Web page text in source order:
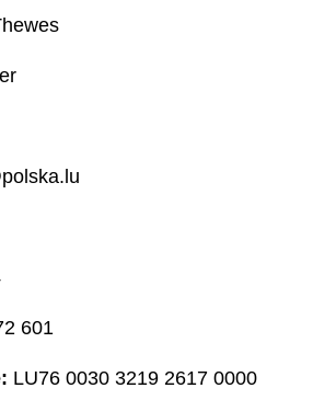
601
LU76 0030 3219 2617 0000